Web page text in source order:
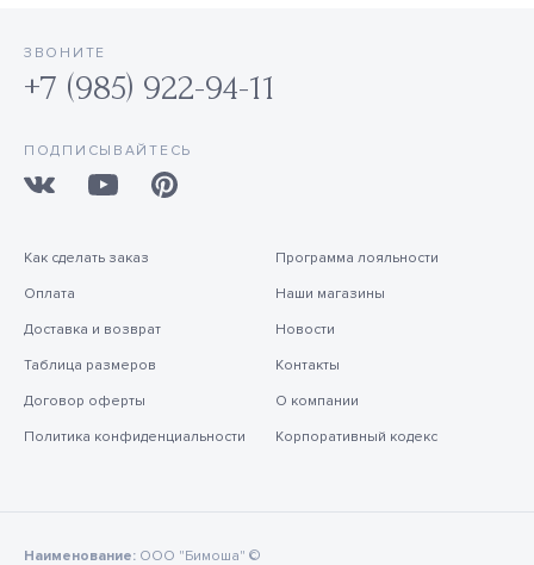
ЗВОНИТЕ
+7 (985) 922-94-11
ПОДПИСЫВАЙТЕСЬ
Как сделать заказ
Оплата
Доставка и возврат
Таблица размеров
Договор оферты
Политика конфиденциальности
Программа лояльности
Наши магазины
Новости
Контакты
О компании
Корпоративный кодекс
Наименование: ООО "Бимоша" ©